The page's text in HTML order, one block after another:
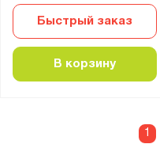
Быстрый заказ
В корзину
1